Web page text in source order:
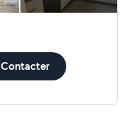
Contacter